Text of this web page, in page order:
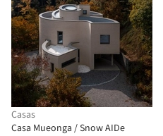
Casas
Casa Mueonga / Snow AIDe